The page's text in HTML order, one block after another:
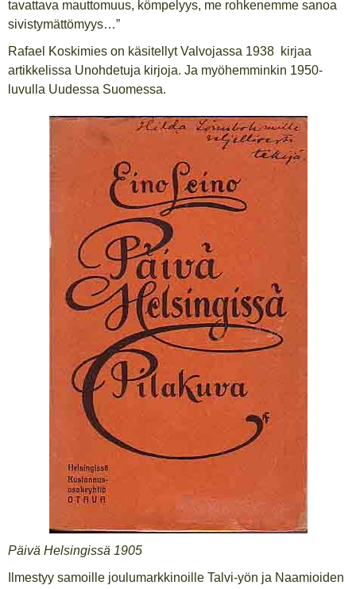
tavattava mauttomuus, kömpelyys, me rohkenemme sanoa
sivistymättömyys…”
Rafael Koskimies on käsitellyt Valvojassa 1938 kirjaa
artikkelissa Unohdetuja kirjoja. Ja myöhemminkin 1950-
luvulla Uudessa Suomessa.
Päivä Helsingissä 1905
Ilmestyy samoille joulumarkkinoille Talvi-yön ja Naamioiden